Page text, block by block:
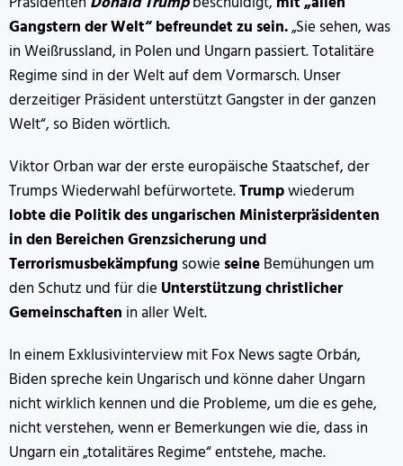
Gangstern der Welt“ befreundet zu sein.„Sie sehen, was
in Weißrussland, in Polen und Ungarn passiert. Totalitäre
Regime sind in der Welt auf dem Vormarsch. Unser
derzeitiger Präsident unterstützt Gangster in der ganzen
Welt“, so Biden wörtlich.
Viktor Orban war der erste europäische Staatschef, der
Trumps Wiederwahl befürwortete.Trumpwiederum
lobte die Politik des ungarischen Ministerpräsidenten
in den Bereichen Grenzsicherung und
Terrorismusbekämpfung sowie seineBemühungen um
den Schutz und für die Unterstützung christlicher
Gemeinschaften in aller Welt.
In einem Exklusivinterview mit Fox News sagte Orbán,
Biden spreche kein Ungarisch und könne daher Ungarn
nicht wirklich kennen und die Probleme, um die es gehe,
nicht verstehen, wenn er Bemerkungen wie die, dass in
Ungarn ein „totalitäres Regime“ entstehe, mache.